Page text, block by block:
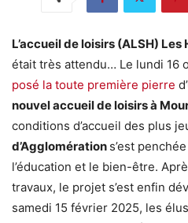
L’accueil de loisirs (ALSH)
était très attendu… Le lundi 16
posé la toute première pierre
nouvel accueil de loisirs à
conditions d’accueil des plus
d’Agglomération s’est
l’éducation et le bien-être.
travaux, le projet s’est enfin
samedi 15 février 2025, les